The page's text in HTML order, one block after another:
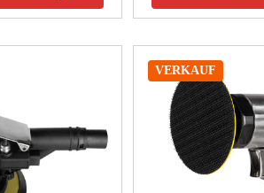
VERKAUF